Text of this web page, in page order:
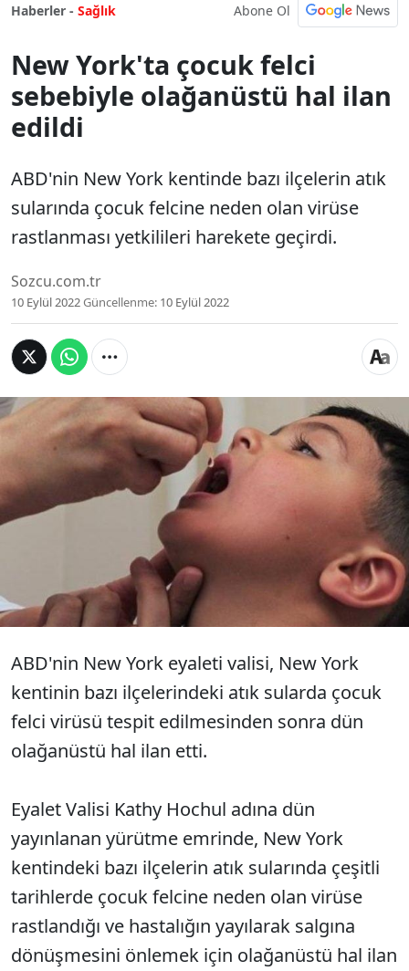
Haberler - Sağlık Abone Ol
New York'ta çocuk felci
sebebiyle olağanüstü hal ilan
edildi
ABD'nin New York kentinde bazı ilçelerin atık
sularında çocuk felcine neden olan virüse
rastlanması yetkilileri harekete geçirdi.
Sozcu.com.tr
10 Eylül 2022Güncellenme: 10 Eylül 2022
ABD'nin New York kentinde bazı
ilçelerin atık sularında çocuk felcine
neden olan virüse rastlanması yetkilileri
harekete geçirdi.
ABD'nin New York eyaleti valisi, New York
kentinin bazı ilçelerindeki atık sularda çocuk
felci virüsü tespit edilmesinden sonra dün
olağanüstü hal ilan etti.
Eyalet Valisi Kathy Hochul adına dün
yayınlanan yürütme emrinde, New York
kentindeki bazı ilçelerin atık sularında çeşitli
tarihlerde çocuk felcine neden olan virüse
rastlandığı ve hastalığın yayılarak salgına
dönüşmesini önlemek için olağanüstü hal ilan